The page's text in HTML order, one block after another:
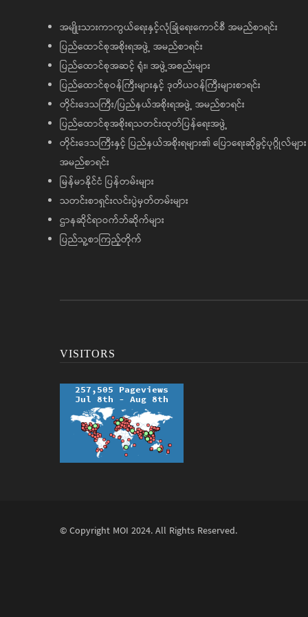
အမျိုးသားကာကွယ်ရေးနှင့်လုံခြုံရေးကောင်စီ အမည်စာရင်း
ပြည်ထောင်စုအစိုးရအဖွဲ့ အမည်စာရင်း
ပြည်ထောင်စုအဆင့် ရုံး၊ အဖွဲ့အစည်းများ
ပြည်ထောင်စုဝန်ကြီးများနှင့် ဒုတိယဝန်ကြီးများစာရင်း
တိုင်းဒေသကြီး/ပြည်နယ်အစိုးရအဖွဲ့ အမည်စာရင်း
ပြည်ထောင်စုအစိုးရသတင်းထုတ်ပြန်ရေးအဖွဲ့
တိုင်းဒေသကြီးနှင့် ပြည်နယ်အစိုးရများ၏ ပြောရေးဆိုခွင့်ပုဂ္ဂိုလ်များ
အမည်စာရင်း
မြန်မာနိုင်ငံ ပြန်တမ်းများ
သတင်းစာရှင်းလင်းပွဲမှတ်တမ်းများ
ဌာနဆိုင်ရာဝက်ဘ်ဆိုက်များ
ပြည်သူ့စာကြည့်တိုက်
VISITORS
© Copyright MOI 2024. All Rights Reserved.